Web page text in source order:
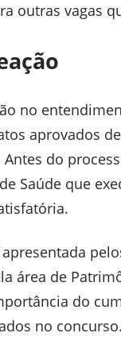
outras vagas
no
aprovados
do
Saúde que
área de
do
no concurso.